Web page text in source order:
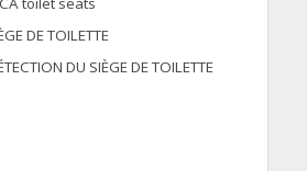
DE TOILETTE
DU SIÈGE DE TOILETTE